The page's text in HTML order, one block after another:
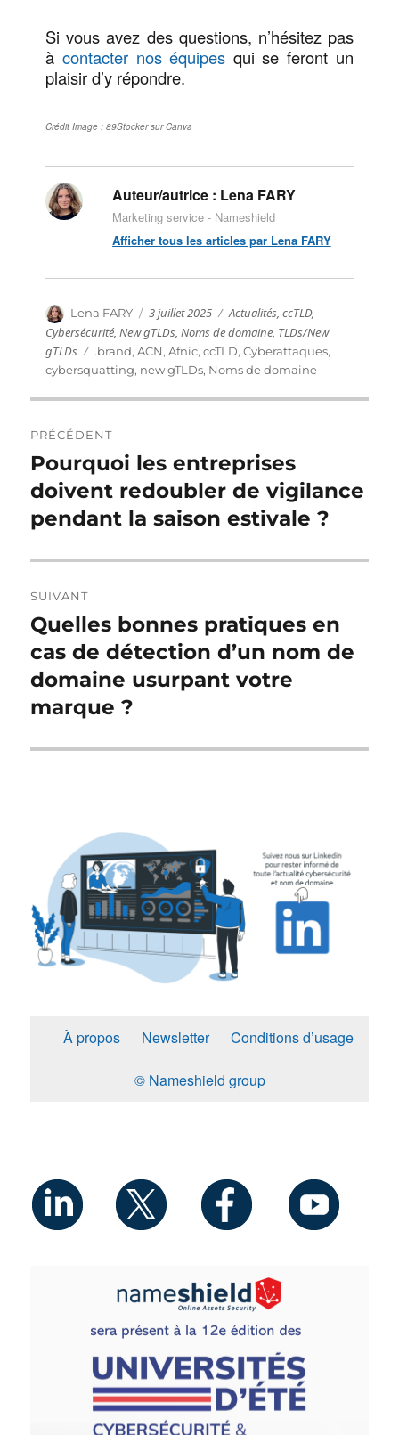
Si vous avez des questions, n’hésitez pas
à contacter nos équipes qui se feront un
plaisir d’y répondre.
Crédit Image : 89Stocker sur Canva
Auteur/autrice : Lena FARY
Marketing service - Nameshield
Afficher tous les articles par Lena FARY
Auteur
Lena FARY Publié
le
3 juillet 2025 Catégories
Actualités,ccTLD,
Cybersécurité ,New gTLDs ,Noms de domaine TLDs/New
gTLDs
Étiquettes
.brand,ACN,Afnic,ccTLD,Cyberattaques,
cybersquatting, new gTLDs, Noms de domaine
de
l’article
PRÉCÉDENT
Publication
précédente :
Pourquoi les entreprises
doivent redoubler de vigilance
pendant la saison estivale ?
SUIVANT
Publication
suivante :
Quelles bonnes pratiques en
cas de détection d’un nom de
domaine usurpant votre
marque ?
À propos Newsletter Conditions d’usage
© Nameshield group